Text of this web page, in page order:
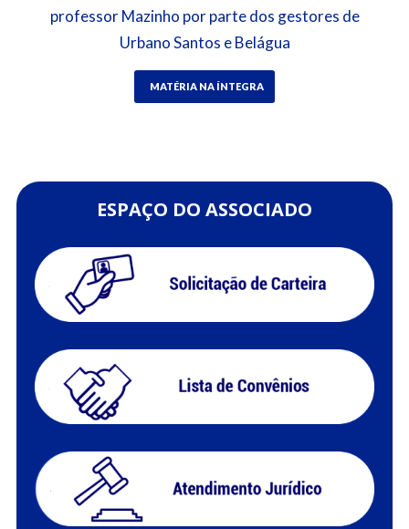
professor Mazinho por parte dos gestores de
Urbano Santos e Belágua
MATÉRIA NA ÍNTEGRA
ESPAÇO DO ASSOCIADO